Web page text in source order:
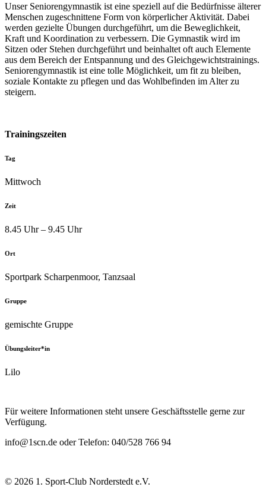
Unser Seniorengymnastik ist eine speziell auf die Bedürfnisse älterer
Menschen zugeschnittene Form von körperlicher Aktivität. Dabei
werden gezielte Übungen durchgeführt, um die Beweglichkeit,
Kraft und Koordination zu verbessern. Die Gymnastik wird im
Sitzen oder Stehen durchgeführt und beinhaltet oft auch Elemente
aus dem Bereich der Entspannung und des Gleichgewichtstrainings.
Seniorengymnastik ist eine tolle Möglichkeit, um fit zu bleiben,
soziale Kontakte zu pflegen und das Wohlbefinden im Alter zu
steigern.
Trainingszeiten
Tag
Mittwoch
Zeit
8.45 Uhr – 9.45 Uhr
Ort
Sportpark Scharpenmoor, Tanzsaal
Gruppe
gemischte Gruppe
Übungsleiter*in
Lilo
Für weitere Informationen steht unsere Geschäftsstelle gerne zur
Verfügung.
info@1scn.de oder Telefon: 040/528 766 94
© 2026 1. Sport-Club Norderstedt e.V.